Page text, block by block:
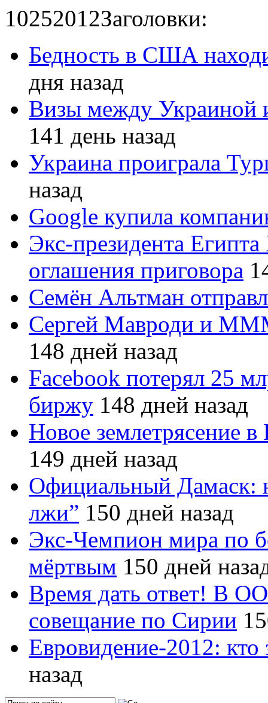
10252012Заголовки:
Бедность в США
дня назад
Визы между Украиной
141 день назад
Украина проиграла
назад
Google купила
Экс-президента
оглашения приговора
Семён Альтман
Сергей Мавроди и
148 дней назад
Facebook потерял 25
биржу 148 дней назад
Новое землетрясение
149 дней назад
Официальный Дамаск:
лжи” 150 дней назад
Экс-Чемпион мира по
мёртвым 150 дней
Время дать ответ! В
совещание по Сирии
Евровидение-2012: кто
назад